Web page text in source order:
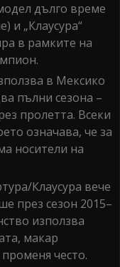
дълго време
и „Клаусура“
в рамките на
в Мексико
пълни сезона –
пролетта. Всеки
означава, че за
носители на
Клаусура вече
през сезон 2015–
използва
макар
често.